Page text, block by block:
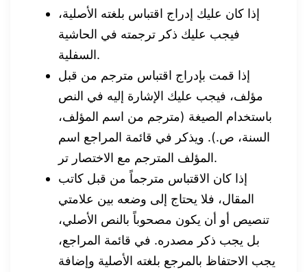
إذا كان عليك إدراج اقتباس بلغته الأصلية،
فيجب عليك ذكر ترجمته في الحاشية
السفلية.
إذا قمت بإدراج اقتباس مترجم من قبل
مؤلف، فيجب عليك الإشارة إليه في النص
باستخدام الصيغة (مترجم من اسم المؤلف،
السنة، ص.). ويذكر في قائمة المراجع اسم
المؤلف المترجم مع الاختصار تر.
إذا كان الاقتباس مترجماً من قبل كاتب
المقال، فلا يحتاج إلى وضعه بين علامتي
تنصيص أو أن يكون مصحوباً بالنص الأصلي،
بل يجب ذكر مصدره. في قائمة المراجع،
يجب الاحتفاظ بالمرجع بلغته الأصلية وإضافة